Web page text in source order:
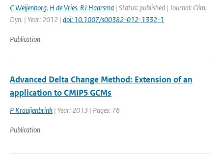
C Weijenborg, H de Vries, RJ Haarsma | Status: published | Journal: Clim.
Dyn. | Year: 2012 | doi: 10.1007/s00382-012-1332-1
Publication
Advanced Delta Change Method: Extension of an
application to CMIP5 GCMs
P Kraaijenbrink | Year: 2013 | Pages: 76
Publication